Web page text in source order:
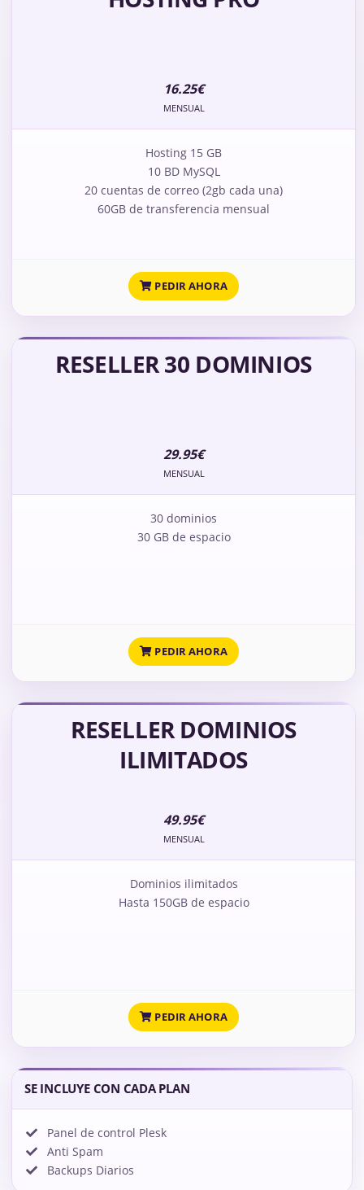
16.25€
MENSUAL
Hosting 15 GB
10 BD MySQL
20 cuentas de correo (2gb cada una)
60GB de transferencia mensual
PEDIR AHORA
RESELLER 30 DOMINIOS
29.95€
MENSUAL
30 dominios
30 GB de espacio
PEDIR AHORA
RESELLER DOMINIOS
ILIMITADOS
49.95€
MENSUAL
Dominios ilimitados
Hasta 150GB de espacio
PEDIR AHORA
SE INCLUYE CON CADA PLAN
Panel de control Plesk
Anti Spam
Backups Diarios